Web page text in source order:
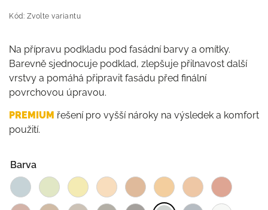
Kód: Zvolte variantu
Na přípravu podkladu pod fasádní barvy a omítky.
Barevně sjednocuje podklad, zlepšuje přilnavost další
vrstvy a pomáhá připravit fasádu před finální
povrchovou úpravou.
PREMIUM řešení pro vyšší nároky na výsledek a komfort
použití.
Barva